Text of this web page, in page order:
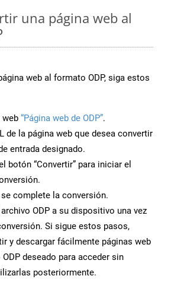
una página web al
web al formato ODP, siga estos
“Página web de ODP”.
de la página web que desea convertir
entrada designado.
botón “Convertir” para iniciar el
se complete la conversión.
ODP a su dispositivo una vez
Si sigue estos pasos,
y descargar fácilmente páginas web
deseado para acceder sin
posteriormente.